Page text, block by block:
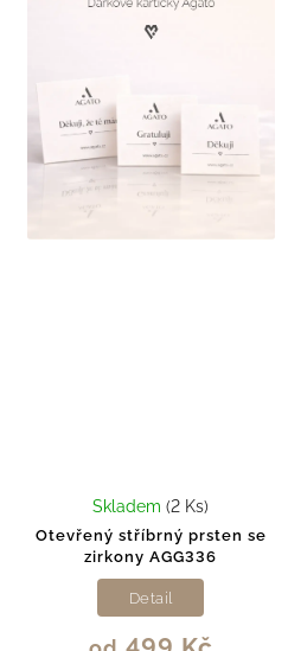
Otevřený stříbrný prsten se
zirkony AGG336
Skladem(2 Ks)
Detail